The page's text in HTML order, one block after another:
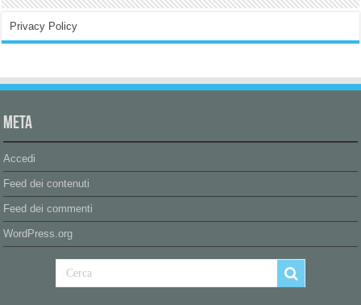
Privacy Policy
Meta
Accedi
Feed dei contenuti
Feed dei commenti
WordPress.org